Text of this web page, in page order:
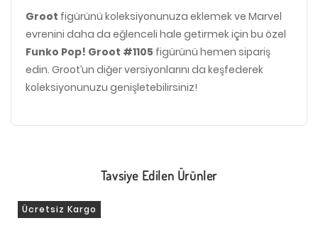
Groot figürünü koleksiyonunuza eklemek ve Marvel
evrenini daha da eğlenceli hale getirmek için bu özel
Funko Pop! Groot #1105 figürünü hemen sipariş
edin. Groot’un diğer versiyonlarını da keşfederek
koleksiyonunuzu genişletebilirsiniz!
Tavsiye Edilen Ürünler
Ücretsiz Kargo